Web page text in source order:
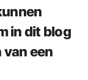
in dit blog
van een